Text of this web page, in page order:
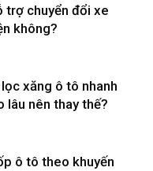
trợ chuyển đổi xe
không?
xăng ô tô nhanh
lâu nên thay thế?
ô tô theo khuyến